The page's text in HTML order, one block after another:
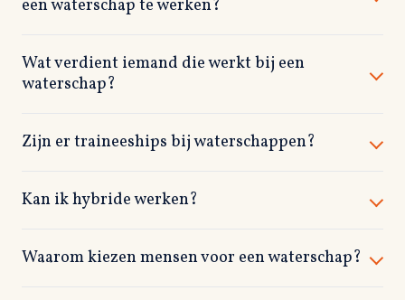
een waterschap te werken?
Wat verdient iemand die werkt bij een
waterschap?
Zijn er traineeships bij waterschappen?
Kan ik hybride werken?
Waarom kiezen mensen voor een waterschap?